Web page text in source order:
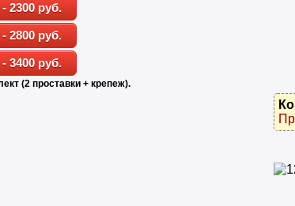
2300 руб.
2800 руб.
3400 руб.
(2 проставки + крепеж).